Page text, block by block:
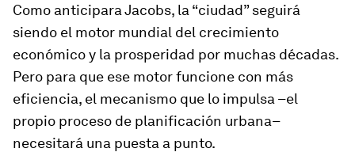
Como anticipara Jacobs, la “ciudad” seguirá
siendo el motor mundial del crecimiento
económico y la prosperidad por muchas décadas.
Pero para que ese motor funcione con más
eficiencia, el mecanismo que lo impulsa –el
propio proceso de planificación urbana–
necesitará una puesta a punto.